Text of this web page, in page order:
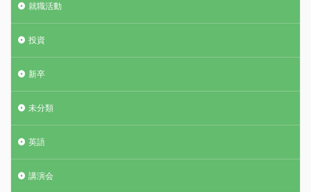
就職活動
投資
新卒
未分類
英語
講演会